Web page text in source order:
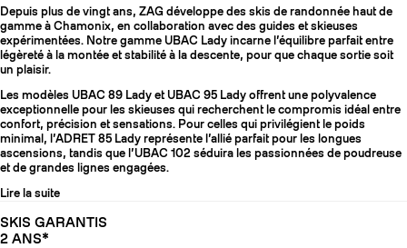
Depuis plus de vingt ans, ZAG développe des skis de randonnée haut de
gamme à Chamonix, en collaboration avec des guides et skieuses
expérimentées. Notre gamme UBAC Lady incarne l’équilibre parfait entre
légèreté à la montée et stabilité à la descente, pour que chaque sortie soit
un plaisir.
Les modèles UBAC 89 Lady et UBAC 95 Lady offrent une polyvalence
exceptionnelle pour les skieuses qui recherchent le compromis idéal entre
confort, précision et sensations. Pour celles qui privilégient le poids
minimal, l’ADRET 85 Lady représente l’allié parfait pour les longues
ascensions, tandis que l’UBAC 102 séduira les passionnées de poudreuse
et de grandes lignes engagées.
Lire la suite
SKIS GARANTIS
2 ANS*